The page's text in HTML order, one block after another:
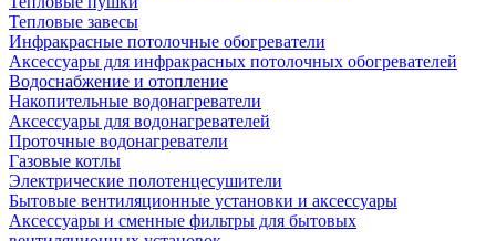
Тепловые завесы
Инфракрасные потолочные обогреватели
Аксессуары для инфракрасных потолочных обогревателей
Водоснабжение и отопление
Накопительные водонагреватели
Аксессуары для водонагревателей
Проточные водонагреватели
Газовые котлы
Электрические полотенцесушители
Бытовые вентиляционные установки и аксессуары
Аксессуары и сменные фильтры для бытовых